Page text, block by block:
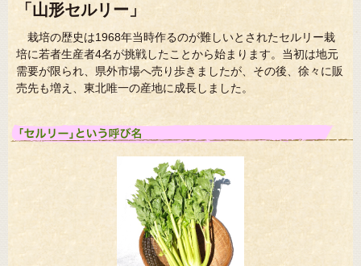
「山形セルリー」
栽培の歴史は1968年当時作るのが難しいとされたセルリー栽
培に若者生産者4名が挑戦したことから始まります。当初は地元
需要が限られ、県外市場へ売り歩きましたが、その後、徐々に販
売先も増え、東北唯一の産地に成長しました。